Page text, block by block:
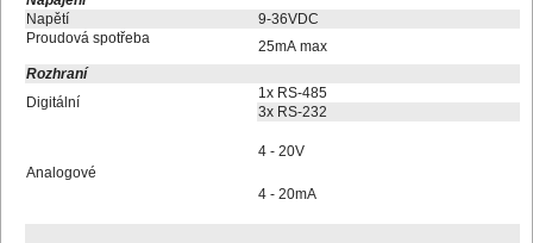
Napětí
9-36VDC
Proudová spotřeba
25mA max
Rozhraní
Digitální
1x RS-485
3x RS-232
Analogové
4 - 20V
4 - 20mA